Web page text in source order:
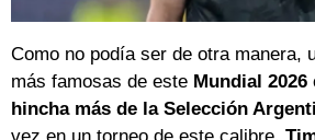
Como no podía ser de otra manera,
más famosas de este Mundial 2026
hincha más de la Selección